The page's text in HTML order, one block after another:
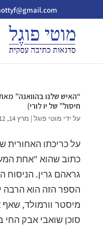
“האיש שלנו בהוואנה”
חיסול” של יו לורי)
על ידי מוטי פוגל| מרץ 14, 2012
על כריכתו האחורית
כתוב שהוא "אחת
גראהם גרין. הניסוח
הספר הזה הוא
מיסטר וורמולד,
סוכן שואבי אבק